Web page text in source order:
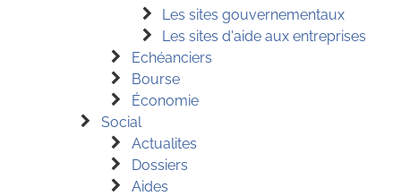
Les sites gouvernementaux
Les sites d'aide aux entreprises
Echéanciers
Bourse
Économie
Social
Actualites
Dossiers
Aides